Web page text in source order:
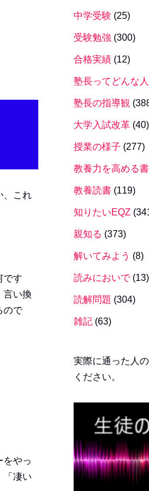
、これ
です
い換
ので
をやっ
「凄い
中学受験 (25)
受験勉強 (300)
合格実績 (12)
塾長ってどんな人
塾長の指導観
大学入試改革 (40)
授業の様子 (277)
教養力を高める
教養読書 (119)
知りたいEQZ
親知る (373)
解いてみよう (8)
読みにおいで(13)
読解問題 (304)
雑記 (63)
実際に通った人
ください。